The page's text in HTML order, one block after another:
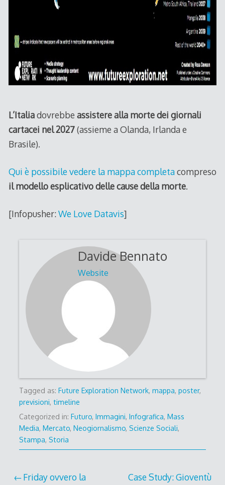
L’Italiadovrebbe assistere alla morte dei giornali
cartacei nel 2027(assieme a Olanda, Irlanda e
Brasile).
Qui è possibile vedere la mappa completacompreso
il modello esplicativo delle cause della morte.
[Infopusher:We Love Datavis]
Davide Bennato
Website
Tagged as: Future Exploration Network, mappa, poster,
previsioni, timeline
Categorized in: Futuro, Immagini, Infografica, Mass
Media, Mercato, Neogiornalismo, Scienze Sociali,
Stampa, Storia
Post
Friday ovvero la
Case Study: Gioventù